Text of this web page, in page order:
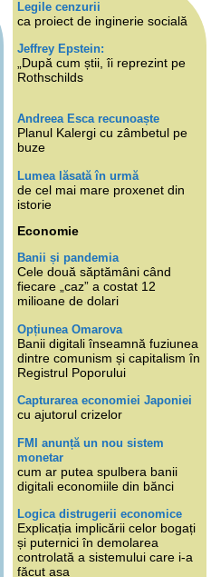
Legile cenzurii
ca proiect de inginerie socială
Jeffrey Epstein:
„După cum știi, îi reprezint pe
Rothschilds
Andreea Esca recunoaște
Planul Kalergi cu zâmbetul pe
buze
Lumea lăsată în urmă
de cel mai mare proxenet din
istorie
Economie
Banii și pandemia
Cele două săptămâni când
fiecare „caz” a costat 12
milioane de dolari
Opțiunea Omarova
Banii digitali înseamnă fuziunea
dintre comunism și capitalism în
Registrul Poporului
Capturarea economiei Japoniei
cu ajutorul crizelor
FMI anunță un nou sistem
monetar
cum ar putea spulbera banii
digitali economiile din bănci
Logica distrugerii economice
Explicația implicării celor bogați
și puternici în demolarea
controlată a sistemului care i-a
făcut așa